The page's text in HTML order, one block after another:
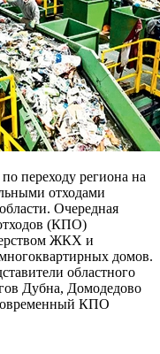
переходу региона на
отходами
Очередная
(КПО)
ЖКХ и
домов.
областного
Дубна, Домодедово
КПО